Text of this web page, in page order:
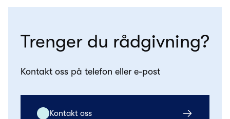
Trenger du rådgivning?
Kontakt oss på telefon eller e-post
Kontakt oss